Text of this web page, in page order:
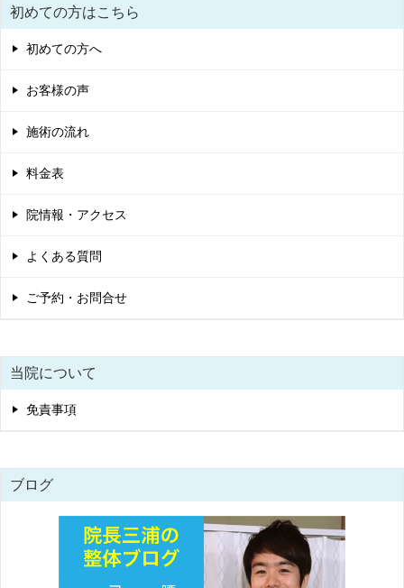
初めての方はこちら
初めての方へ
お客様の声
施術の流れ
料金表
院情報・アクセス
よくある質問
ご予約・お問合せ
当院について
免責事項
ブログ